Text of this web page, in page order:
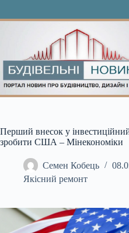
Перший внесок у
зробити США – Мінекономіки
Семен Кобець
Якісний ремонт